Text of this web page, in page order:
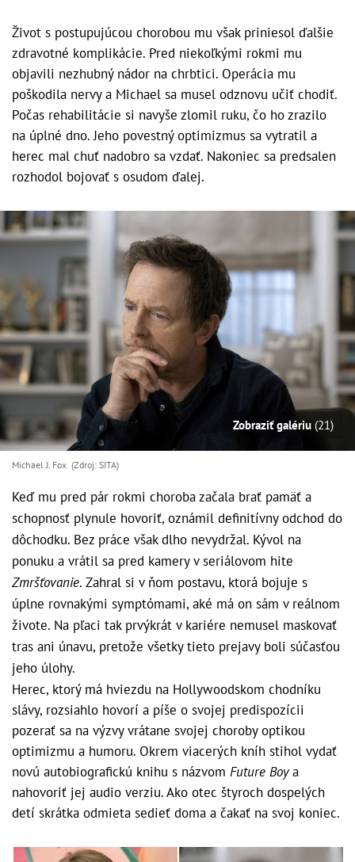
Život s postupujúcou chorobou mu však priniesol ďalšie
zdravotné komplikácie. Pred niekoľkými rokmi mu
objavili nezhubný nádor na chrbtici. Operácia mu
poškodila nervy a Michael sa musel odznovu učiť chodiť.
Počas rehabilitácie si navyše zlomil ruku, čo ho zrazilo
na úplné dno. Jeho povestný optimizmus sa vytratil a
herec mal chuť nadobro sa vzdať. Nakoniec sa predsalen
rozhodol bojovať s osudom ďalej.
Zobraziť galériu (21)
Michael J. Fox (Zdroj: SITA)
Keď mu pred pár rokmi choroba začala brať pamäť a
schopnosť plynule hovoriť, oznámil definitívny odchod do
dôchodku. Bez práce však dlho nevydržal. Kývol na
ponuku a vrátil sa pred kamery v seriálovom hite
Zmršťovanie. Zahral si v ňom postavu, ktorá bojuje s
úplne rovnakými symptómami, aké má on sám v reálnom
živote. Na pľaci tak prvýkrát v kariére nemusel maskovať
tras ani únavu, pretože všetky tieto prejavy boli súčasťou
jeho úlohy.
Herec, ktorý má hviezdu na Hollywoodskom chodníku
slávy, rozsiahlo hovorí a píše o svojej predispozícii
pozerať sa na výzvy vrátane svojej choroby optikou
optimizmu a humoru. Okrem viacerých kníh stihol vydať
novú autobiografickú knihu s názvom Future Boya
nahovoriť jej audio verziu. Ako otec štyroch dospelých
detí skrátka odmieta sedieť doma a čakať na svoj koniec.